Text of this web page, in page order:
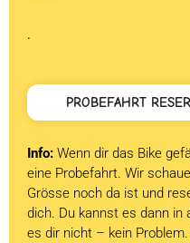
.
PROBEFAHRT
Info: Wenn dir das Bike
eine Probefahrt. Wir
Grösse noch da ist und
dich. Du kannst es dann in
es dir nicht – kein